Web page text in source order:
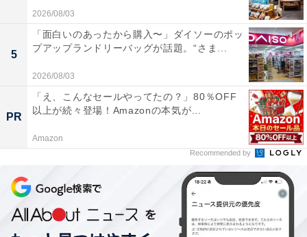
2026/08/03
5
「面白いのあったから購入〜」ダイソーのポッ
プアップランドリーバッグが話題。“さま...
2026/08/03
PR
「え、こんなセールやってたの？」80％OFF
以上が続々登場！Amazonの本気が...
Amazon
Recommended by